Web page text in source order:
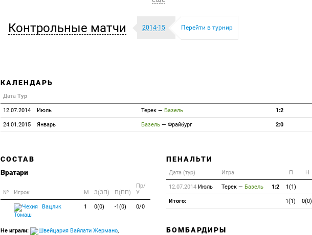
Контрольные матчи 2014-15 Перейти в турнир
КАЛЕНДАРЬ
Дата Тур
12.07.2014 Июль Терек — Базель 1:2
24.01.2015 Январь Базель — Фрайбург 2:0
СОСТАВ
Вратари
№ Игрок M З(ЗП) П(ПП)
Пр/
У
Вацлик
Томаш
1 0(0) -1(0) 0/0
Не играли: Вайлати Жермано,
ПЕНАЛЬТИ
Дата (тур) Игра П Н
12.07.2014Июль Терек — Базель 1:2 1(1)
Итого: 1(1) 0(0)
БОМБАРДИРЫ